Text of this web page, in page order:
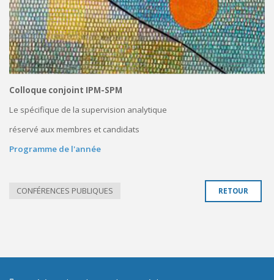
Colloque conjoint IPM-SPM
Le spécifique de la supervision analytique
réservé aux membres et candidats
Programme de l'année
CONFÉRENCES PUBLIQUES RETOUR